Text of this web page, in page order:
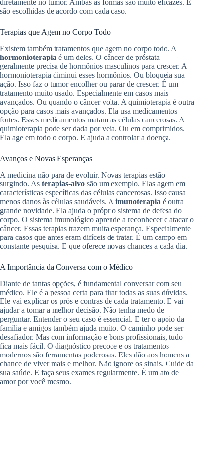
diretamente no tumor. Ambas as formas são muito eficazes. E
são escolhidas de acordo com cada caso.
Terapias que Agem no Corpo Todo
Existem também tratamentos que agem no corpo todo. A
hormonioterapia é um deles. O câncer de próstata
geralmente precisa de hormônios masculinos para crescer. A
hormonioterapia diminui esses hormônios. Ou bloqueia sua
ação. Isso faz o tumor encolher ou parar de crescer. É um
tratamento muito usado. Especialmente em casos mais
avançados. Ou quando o câncer volta. A quimioterapia é outra
opção para casos mais avançados. Ela usa medicamentos
fortes. Esses medicamentos matam as células cancerosas. A
quimioterapia pode ser dada por veia. Ou em comprimidos.
Ela age em todo o corpo. E ajuda a controlar a doença.
Avanços e Novas Esperanças
A medicina não para de evoluir. Novas terapias estão
surgindo. As terapias-alvo são um exemplo. Elas agem em
características específicas das células cancerosas. Isso causa
menos danos às células saudáveis. A imunoterapia é outra
grande novidade. Ela ajuda o próprio sistema de defesa do
corpo. O sistema imunológico aprende a reconhecer e atacar o
câncer. Essas terapias trazem muita esperança. Especialmente
para casos que antes eram difíceis de tratar. É um campo em
constante pesquisa. E que oferece novas chances a cada dia.
A Importância da Conversa com o Médico
Diante de tantas opções, é fundamental conversar com seu
médico. Ele é a pessoa certa para tirar todas as suas dúvidas.
Ele vai explicar os prós e contras de cada tratamento. E vai
ajudar a tomar a melhor decisão. Não tenha medo de
perguntar. Entender o seu caso é essencial. E ter o apoio da
família e amigos também ajuda muito. O caminho pode ser
desafiador. Mas com informação e bons profissionais, tudo
fica mais fácil. O diagnóstico precoce e os tratamentos
modernos são ferramentas poderosas. Eles dão aos homens a
chance de viver mais e melhor. Não ignore os sinais. Cuide da
sua saúde. E faça seus exames regularmente. É um ato de
amor por você mesmo.